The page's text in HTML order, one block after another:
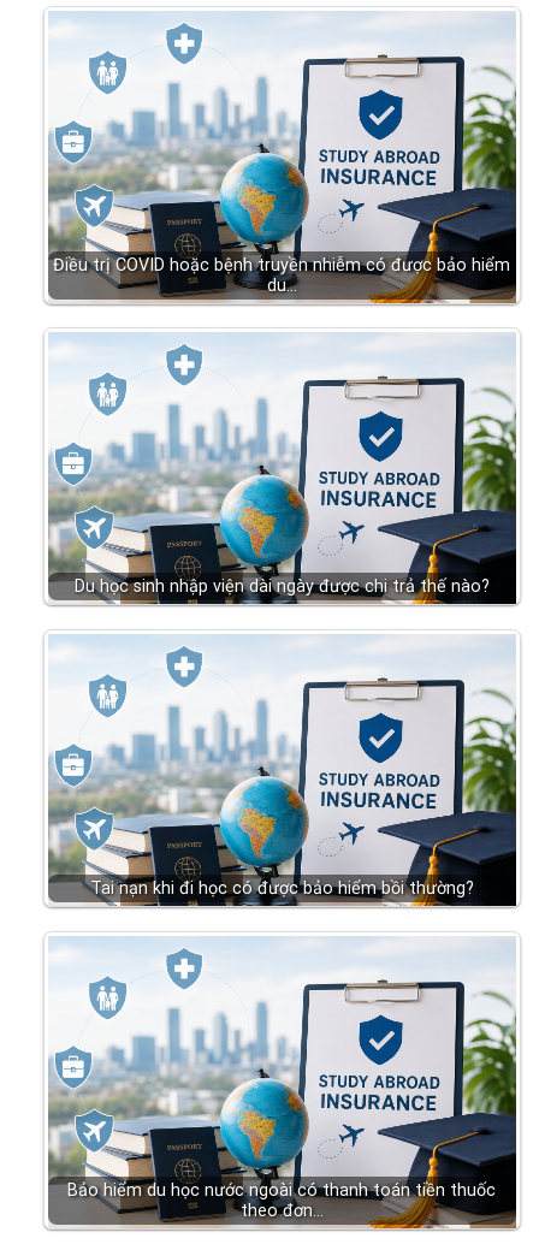
Điều trị COVID hoặc bệnh truyền nhiễm có được bảo hiểm
du…
Du học sinh nhập viện dài ngày được chi trả thế nào?
Tai nạn khi đi học có được bảo hiểm bồi thường?
Bảo hiểm du học nước ngoài có thanh toán tiền thuốc
theo đơn…